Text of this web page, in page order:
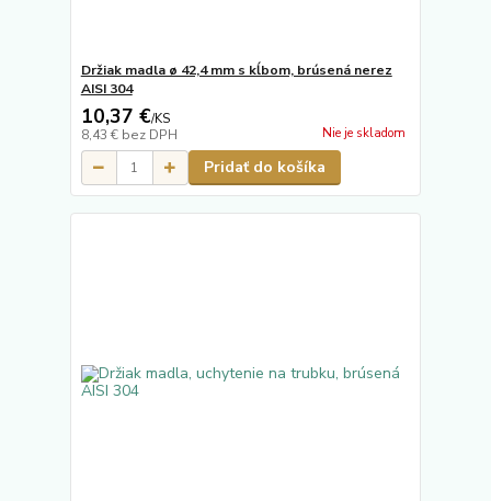
Držiak madla ø 42,4 mm s kĺbom, brúsená nerez
AISI 304
10,37 €/KS
8,43 € bez DPH Nie je skladom
Pridať do košíka